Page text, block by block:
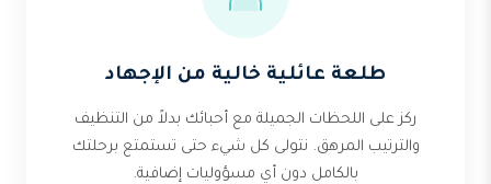
طلعة عائلية خالية من الإجهاد
ركز على اللحظات الجميلة مع أحبائك بدلاً من التنظيف
والترتيب المرهق. نتولى كل شيء حتى تستمتع برحلتك
بالكامل دون أي مسؤوليات إضافية.